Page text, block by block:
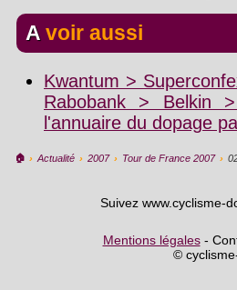
A voir aussi
Kwantum >
Rabobank > Belkin
l'annuaire du dopage
🏠︎ › Actualité › 2007 › Tour de France 2007 ›
Suivez www.cyclisme-
Mentions légales-
©